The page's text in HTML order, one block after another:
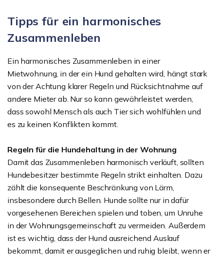
Tipps für ein harmonisches
Zusammenleben
Ein harmonisches Zusammenleben in einer
Mietwohnung, in der ein Hund gehalten wird, hängt stark
von der Achtung klarer Regeln und Rücksichtnahme auf
andere Mieter ab. Nur so kann gewährleistet werden,
dass sowohl Mensch als auch Tier sich wohlfühlen und
es zu keinen Konflikten kommt.
Regeln für die Hundehaltung in der Wohnung
Damit das Zusammenleben harmonisch verläuft, sollten
Hundebesitzer bestimmte Regeln strikt einhalten. Dazu
zählt die konsequente Beschränkung von Lärm,
insbesondere durch Bellen. Hunde sollte nur in dafür
vorgesehenen Bereichen spielen und toben, um Unruhe
in der Wohnungsgemeinschaft zu vermeiden. Außerdem
ist es wichtig, dass der Hund ausreichend Auslauf
bekommt, damit er ausgeglichen und ruhig bleibt, wenn er